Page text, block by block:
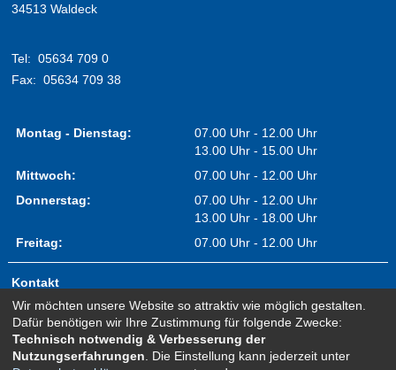
34513 Waldeck
Tel: 05634 709 0
Fax: 05634 709 38
Montag - Dienstag:
07.00 Uhr - 12.00 Uhr
13.00 Uhr - 15.00 Uhr
Mittwoch:
07.00 Uhr - 12.00 Uhr
Donnerstag:
07.00 Uhr - 12.00 Uhr
13.00 Uhr - 18.00 Uhr
Freitag:
07.00 Uhr - 12.00 Uhr
Kontakt
Impressum
Erklärung zur Barrierefreiheit
Sitemap
Wir möchten unsere Website so attraktiv wie möglich gestalten.
Dafür benötigen wir Ihre Zustimmung für folgende Zwecke:
Technisch notwendig & Verbesserung der
Nutzungserfahrungen . Die Einstellung kann jederzeit unter